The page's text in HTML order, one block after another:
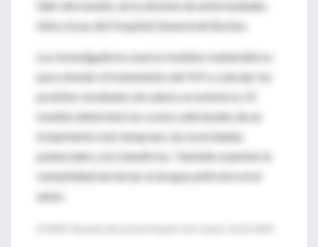
líder del estudio, de la división de enfermedades
infecciosas del Hospital General de Boston.
Los investigadores usaron modelos matemáticos
para simular el tratamiento del VIH y calcular los
posibles resultados de salud y económicos. El
modelo determinó los costos adicionales de un
tratamiento más temprano, las toxicidades
potenciales y los beneficios. También examinó la
rentabilidad de iniciar la terapia antirretroviral
antes.